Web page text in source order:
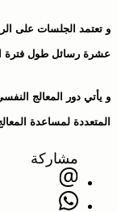
تعتمد الجلسات على
رسائل طول فترة
يأتي دور المعالج النفسي
لمساعدة
مشاركة